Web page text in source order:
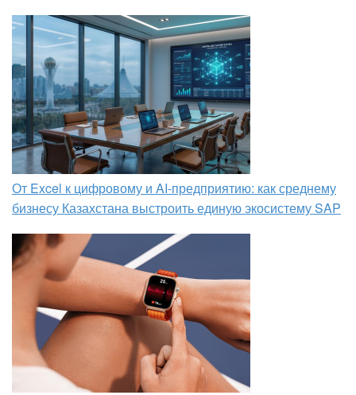
От Excel к цифровому и AI‑предприятию: как среднему
бизнесу Казахстана выстроить единую экосистему SAP